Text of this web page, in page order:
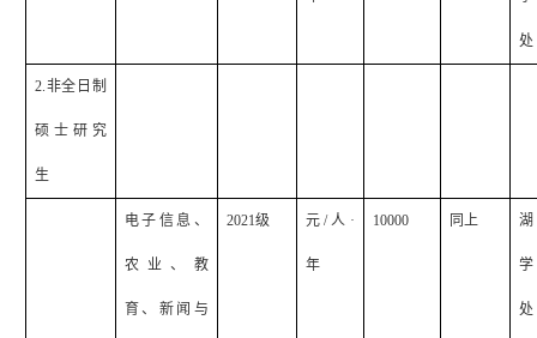
处
2.非全日制
硕士研究
生
电子信息、
农业、教
育、新闻与
2021级 元/人·
年
10000 同上
处